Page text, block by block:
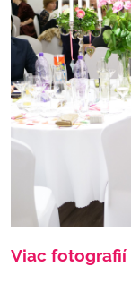
Viac fotografií